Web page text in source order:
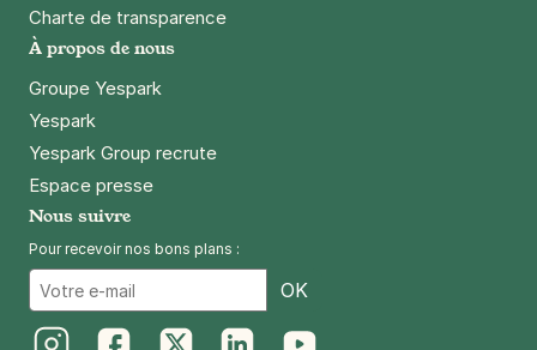
Charte de transparence
À propos de nous
Groupe Yespark
Yespark
Yespark Group recrute
Espace presse
Nous suivre
Pour recevoir nos bons plans :
OK